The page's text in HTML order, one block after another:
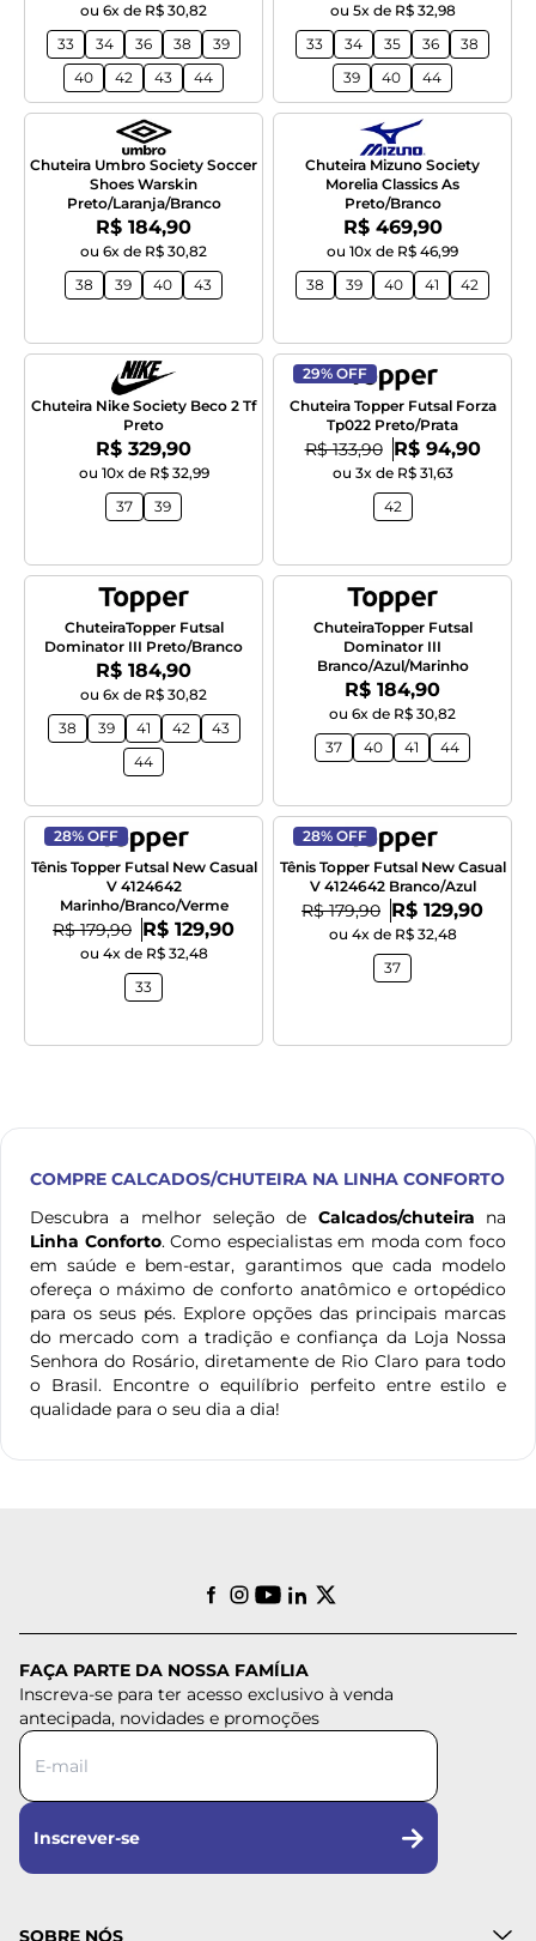
ou 6x de R$ 30,82
33
34 36 38
39
40
42 43 44
ou 5x de R$ 32,98
33
34 35 36
38
39
40 44
Chuteira Umbro Society Soccer
Shoes Warskin
Preto/Laranja/Branco
Por:
R$ 184,90
ou 6x de R$ 30,82
38
39 40 43
Chuteira Mizuno Society
Morelia Classics As
Preto/Branco
Por:
R$ 469,90
ou 10x de R$ 46,99
38
39 40 41 42
Chuteira Nike Society Beco 2 Tf
Preto
Por:
R$ 329,90
ou 10x de R$ 32,99
37
39
29% OFF
Chuteira Topper Futsal Forza
Tp022 Preto/Prata
De:
R$ 133,90 Por:
R$ 94,90
ou 3x de R$ 31,63
42
ChuteiraTopper Futsal
Dominator III Preto/Branco
Por:
R$ 184,90
ou 6x de R$ 30,82
38
39 41 42
43
44
ChuteiraTopper Futsal
Dominator III
Branco/Azul/Marinho
Por:
R$ 184,90
ou 6x de R$ 30,82
37
40 41 44
28% OFF
Tênis Topper Futsal New Casual
V 4124642
Marinho/Branco/Verme
De:
R$ 179,90 Por:
R$ 129,90
ou 4x de R$ 32,48
33
28% OFF
Tênis Topper Futsal New Casual
V 4124642 Branco/Azul
De:
R$ 179,90 Por:
R$ 129,90
ou 4x de R$ 32,48
37
COMPRE CALCADOS/CHUTEIRA NA LINHA CONFORTO
Descubra a melhor seleção de Calcados/chuteira na
Linha Conforto. Como especialistas em moda com foco
em saúde e bem-estar, garantimos que cada modelo
ofereça o máximo de conforto anatômico e ortopédico
para os seus pés. Explore opções das principais marcas
do mercado com a tradição e confiança da Loja Nossa
Senhora do Rosário, diretamente de Rio Claro para todo
o Brasil. Encontre o equilíbrio perfeito entre estilo e
qualidade para o seu dia a dia!
FAÇA PARTE DA NOSSA FAMÍLIA
Inscreva-se para ter acesso exclusivo à venda
antecipada, novidades e promoções
Inscrever-se
SOBRE NÓS